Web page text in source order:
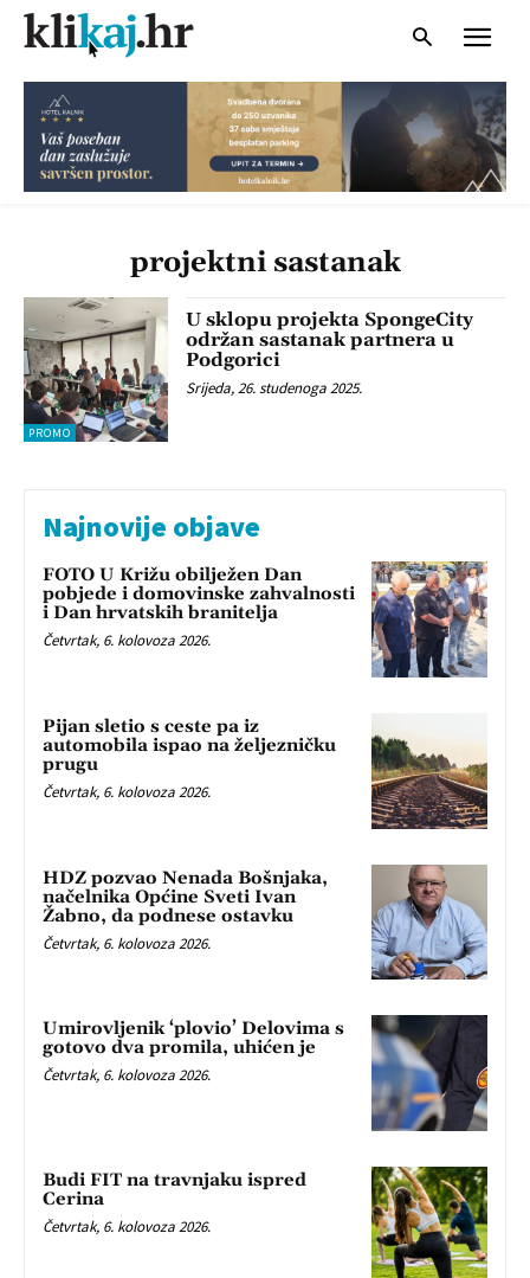
projektni sastanak
PROMO
U sklopu projekta SpongeCity
održan sastanak partnera u
Podgorici
Srijeda, 26. studenoga 2025.
Najnovije objave
FOTO U Križu obilježen Dan
pobjede i domovinske zahvalnosti
i Dan hrvatskih branitelja
Četvrtak, 6. kolovoza 2026.
Pijan sletio s ceste pa iz
automobila ispao na željezničku
prugu
Četvrtak, 6. kolovoza 2026.
HDZ pozvao Nenada Bošnjaka,
načelnika Općine Sveti Ivan
Žabno, da podnese ostavku
Četvrtak, 6. kolovoza 2026.
Umirovljenik ‘plovio’ Delovima s
gotovo dva promila, uhićen je
Četvrtak, 6. kolovoza 2026.
Budi FIT na travnjaku ispred
Cerina
Četvrtak, 6. kolovoza 2026.